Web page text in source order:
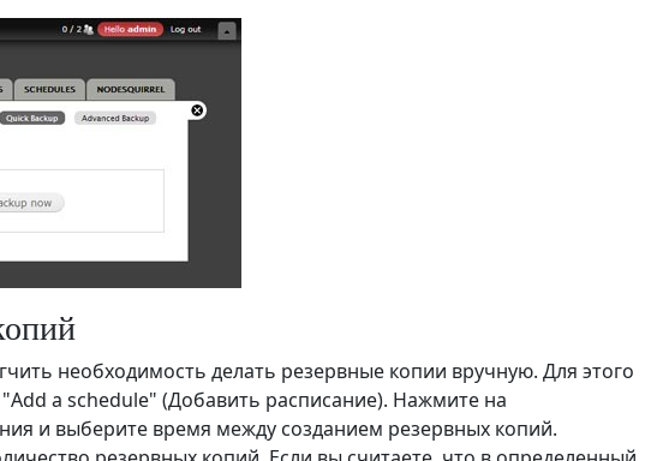
необходимость делать резервные копии вручную. Для этого
a schedule" (Добавить расписание). Нажмите на
и выберите время между созданием резервных копий.